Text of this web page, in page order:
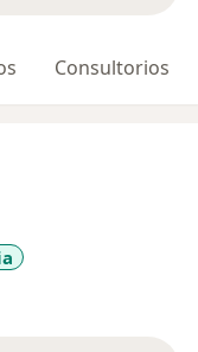
Consultorios